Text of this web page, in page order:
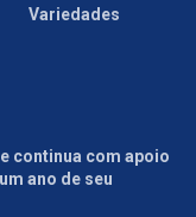
Variedades
continua com apoio
ano de seu